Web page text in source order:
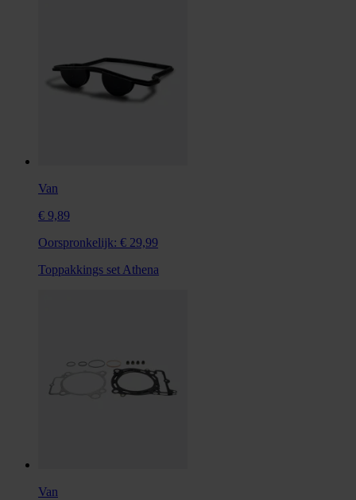
Van
€ 9,89
Oorspronkelijk: € 29,99
Toppakkings set Athena
Van